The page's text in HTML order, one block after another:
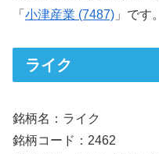
「 小津産業 (7487) 」です。
ライク
銘柄名：ライク
銘柄コード：2462